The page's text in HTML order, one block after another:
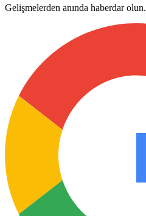
Gelişmelerden anında haberdar olun.